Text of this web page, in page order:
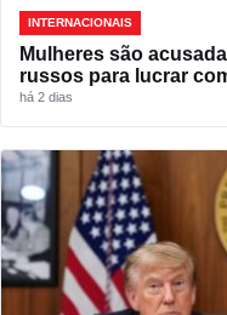
INTERNACIONAIS
Mulheres são
russos para lucrar
há 2 dias